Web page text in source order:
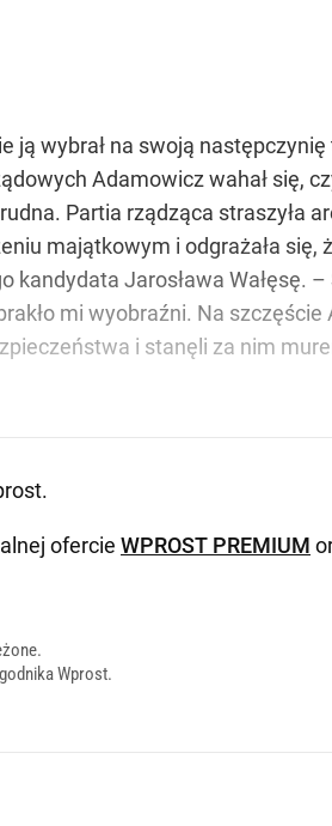
wybrał na swoją
Adamowicz wahał się,
Partia rządząca straszyła
majątkowym i odgrażała
Jarosława Wałęsę.
mi wyobraźni. Na szczęście
i stanęli za nim
.
ofercie WPROST PREMIUM
Wprost.